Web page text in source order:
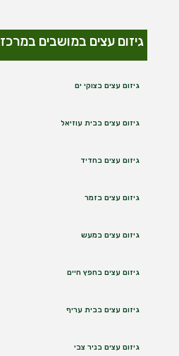
גיזום עצים במושבים במרכז
גיזום עצים בצוקי ים
גיזום עצים בבית עוזיאל
גיזום עצים בחדיד
גיזום עצים בזמר
גיזום עצים במעש
גיזום עצים בחפץ חיים
גיזום עצים בבית עריף
גיזום עצים בניר צבי